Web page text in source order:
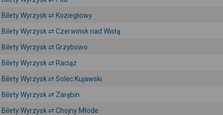
Bilety Wyrzysk ⇄ Koziegłowy
Bilety Wyrzysk ⇄ Czerwińsk nad Wisłą
Bilety Wyrzysk ⇄ Grzybowo
Bilety Wyrzysk ⇄ Raciąż
Bilety Wyrzysk ⇄ Solec Kujawski
Bilety Wyrzysk ⇄ Zarębin
Bilety Wyrzysk ⇄ Chojny Młode